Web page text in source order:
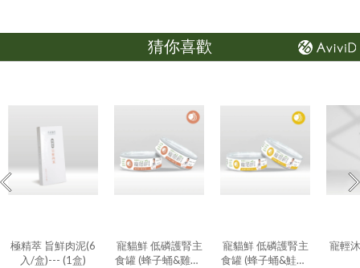
猜你喜歡
極精萃 旨鮮肉泥(6
入/盒)--- (1盒)
寵貓鮮 低磷護腎主
食罐 (蜂子蛹&雞肉)
寵貓鮮 低磷護腎主
食罐 (蜂子蛹&鮭魚)
寵輕